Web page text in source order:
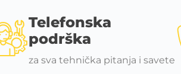
Telefonska
podrška
za sva tehnička pitanja i savete